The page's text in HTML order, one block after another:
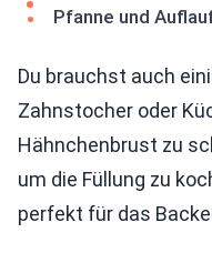
Pfanne und
Du brauchst auch
Zahnstocher oder
Hähnchenbrust zu
um die Füllung zu
perfekt für das